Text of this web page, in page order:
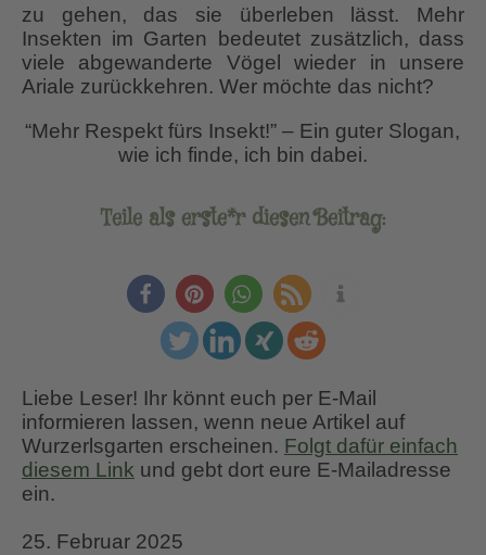
zu gehen, das sie überleben lässt. Mehr
Insekten im Garten bedeutet zusätzlich, dass
viele abgewanderte Vögel wieder in unsere
Ariale zurückkehren. Wer möchte das nicht?
“Mehr Respekt fürs Insekt!” – Ein guter Slogan,
wie ich finde, ich bin dabei.
Teile als erste*r diesen Beitrag:
Liebe Leser! Ihr könnt euch per E-Mail
informieren lassen, wenn neue Artikel auf
Wurzerlsgarten erscheinen. Folgt dafür einfach
diesem Link und gebt dort eure E-Mailadresse
ein.
25. Februar 2025